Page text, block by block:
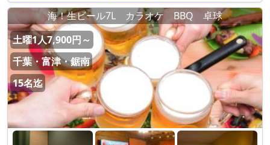
海！生ビール7L カラオケ BBQ 卓球
土曜1人7,900円～
千葉・富津・鋸南
15名迄